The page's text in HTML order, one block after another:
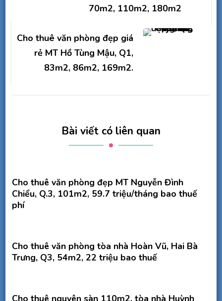
70m2, 110m2, 180m2
Cho thuê văn phòng đẹp giá
rẻ MT Hồ Tùng Mậu, Q1,
83m2, 86m2, 169m2.
Bài viết có liên quan
Cho thuê văn phòng đẹp MT Nguyễn Đình
Chiểu, Q.3, 101m2, 59.7 triệu/tháng bao thuế
phí
Cho thuê văn phòng tòa nhà Hoàn Vũ, Hai Bà
Trưng, Q3, 54m2, 22 triệu bao thuế
Cho thuê nguyên sàn 110m2, tòa nhà Huỳnh